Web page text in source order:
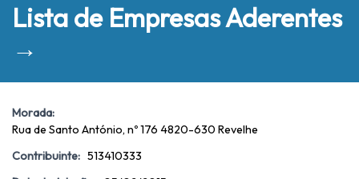
Lista de Empresas Aderentes
→
Morada:
Rua de Santo António, nº 176 4820-630 Revelhe
Contribuinte: 513410333